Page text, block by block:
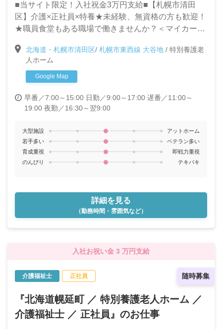
■当サイト限定！入社祝金3万円支給■【札幌市清田
区】介護×正社員×特養★未経験、無資格の方も歓迎！
★職員食堂もある職場で働きませんか？＜マイカー通
有＞北海道・札幌市清田区/ 札幌市東西線 大谷地 / 特別養護老
人ホーム
Google Map
早番／7:00～15:00 日勤／9:00～17:00 遅番／11:00～
19:00 夜勤／16:30～翌9:00
大型施設
アットホーム
若手多い
ベテラン多い
育成重視
即戦力重視
のんびり
テキパキ
詳細を見る
（勤務時間・雰囲気など）
入社お祝い金 3 万円支給
随時募集
介護福祉士 正社員
『北海道幌延町 ／ 特別養護老人ホーム ／
介護福祉士 ／ 正社員』のお仕事